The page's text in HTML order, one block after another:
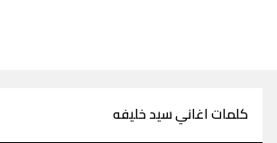
كلمات اغاني سيد خليفه